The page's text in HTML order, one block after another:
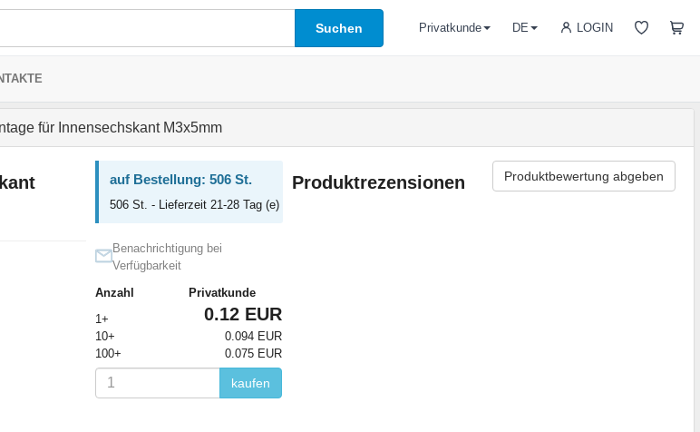
Suchen LOGIN
Privatkunde DE
für Innensechskant M3x5mm
auf Bestellung: 506 St.
506 St. - Lieferzeit 21-28 Tag (e)
Benachrichtigung bei
Verfügbarkeit
Anzahl
Privatkunde
1+
0.12 EUR
10+
0.094 EUR
100+
0.075 EUR
kaufen
Produktrezensionen Produktbewertung abgeben